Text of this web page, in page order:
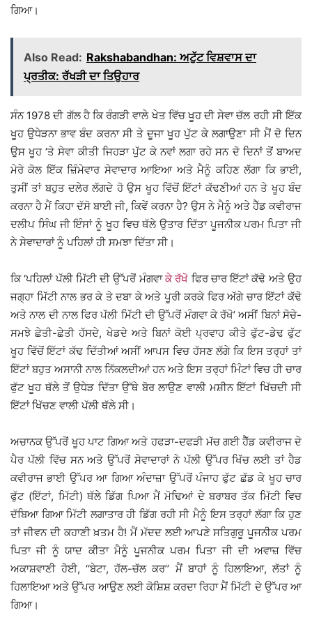
ਗਿਆ।
Also Read: Rakshabandhan: ਅਟੁੱਟ ਵਿਸ਼ਵਾਸ ਦਾ
ਪ੍ਰਤੀਕ: ਰੱਖੜੀ ਦਾ ਤਿਉਹਾਰ
ਸੰਨ 1978 ਦੀ ਗੱਲ ਹੈ ਕਿ ਰੰਗੜੀ ਵਾਲੇ ਖੇਤ ਵਿੱਚ ਖੂਹ ਦੀ ਸੇਵਾ ਚੱਲ ਰਹੀ ਸੀ ਇੱਕ
ਖੂਹ ਉਧੇੜਨਾ ਭਾਵ ਬੰਦ ਕਰਨਾ ਸੀ ਤੇ ਦੂਜਾ ਖੂਹ ਪੁੱਟ ਕੇ ਲਗਾਉਣਾ ਸੀ ਮੈਂ ਦੋ ਦਿਨ
ਉਸ ਖੂਹ ’ਤੇ ਸੇਵਾ ਕੀਤੀ ਜਿਹੜਾ ਪੁੱਟ ਕੇ ਨਵਾਂ ਲਗਾ ਰਹੇ ਸਨ ਦੋ ਦਿਨਾਂ ਤੋਂ ਬਾਅਦ
ਮੇਰੇ ਕੋਲ ਇੱਕ ਜ਼ਿੰਮੇਵਾਰ ਸੇਵਾਦਾਰ ਆਇਆ ਅਤੇ ਮੈਨੂੰ ਕਹਿਣ ਲੱਗਾ ਕਿ ਭਾਈ,
ਤੁਸੀਂ ਤਾਂ ਬਹੁਤ ਦਲੇਰ ਲੱਗਦੇ ਹੋ ਉਸ ਖੂਹ ਵਿੱਚੋਂ ਇੱਟਾਂ ਕੱਢਣੀਆਂ ਹਨ ਤੇ ਖੂਹ ਬੰਦ
ਕਰਨਾ ਹੈ ਮੈਂ ਕਿਹਾ ਦੱਸੋ ਬਾਈ ਜੀ, ਕਿਵੇਂ ਕਰਨਾ ਹੈ? ਉਸ ਨੇ ਮੈਨੂੰ ਅਤੇ ਹੈੱਡ ਕਵੀਰਾਜ
ਦਲੀਪ ਸਿੰਘ ਜੀ ਇੰਸਾਂ ਨੂੰ ਖੂਹ ਵਿਚ ਥੱਲੇ ਉਤਾਰ ਦਿੱਤਾ ਪੂਜਨੀਕ ਪਰਮ ਪਿਤਾ ਜੀ
ਨੇ ਸੇਵਾਦਾਰਾਂ ਨੂੰ ਪਹਿਲਾਂ ਹੀ ਸਮਝਾ ਦਿੱਤਾ ਸੀ।
ਕਿ ‘ਪਹਿਲਾਂ ਪੱਲੀ ਮਿੱਟੀ ਦੀ ਉੱਪਰੋਂ ਮੰਗਵਾਕੇ ਰੱਖੋ ਫਿਰ ਚਾਰ ਇੱਟਾਂ ਕੱਢੋ ਅਤੇ ਉਹ
ਜਗ੍ਹਾ ਮਿੱਟੀ ਨਾਲ ਭਰ ਕੇ ਤੇ ਦਬਾ ਕੇ ਅਤੇ ਪੂਰੀ ਕਰਕੇ ਫਿਰ ਅੱਗੇ ਚਾਰ ਇੱਟਾਂ ਕੱਢੋ
ਅਤੇ ਨਾਲ ਦੀ ਨਾਲ ਫਿਰ ਪੱਲੀ ਮਿੱਟੀ ਦੀ ਉੱਪਰੋਂ ਮੰਗਵਾ ਕੇ ਰੱਖੋ’ ਅਸੀਂ ਬਿਨਾਂ ਸੋਚੇ-
ਸਮਝੇ ਛੇਤੀ-ਛੇਤੀ ਹੱਸਦੇ, ਖੇਡਦੇ ਅਤੇ ਬਿਨਾਂ ਕੋਈ ਪ੍ਰਵਾਹ ਕੀਤੇ ਫੁੱਟ-ਡੇਢ ਫੁੱਟ
ਖੂਹ ਵਿੱਚੋਂ ਇੱਟਾਂ ਕੱਢ ਦਿੱਤੀਆਂ ਅਸੀਂ ਆਪਸ ਵਿਚ ਹੱਸਣ ਲੱਗੇ ਕਿ ਇਸ ਤਰ੍ਹਾਂ ਤਾਂ
ਇੱਟਾਂ ਬਹੁਤ ਅਸਾਨੀ ਨਾਲ ਨਿੱਕਲਦੀਆਂ ਹਨ ਅਤੇ ਇਸ ਤਰ੍ਹਾਂ ਮਿੰਟਾਂ ਵਿਚ ਹੀ ਚਾਰ
ਫੁੱਟ ਖੂਹ ਥੱਲੇ ਤੋਂ ਉਧੇੜ ਦਿੱਤਾ ਉੱਥੇ ਬੋਰ ਲਾਉਣ ਵਾਲੀ ਮਸ਼ੀਨ ਇੱਟਾਂ ਖਿੱਚਦੀ ਸੀ
ਇੱਟਾਂ ਖਿੱਚਣ ਵਾਲੀ ਪੱਲੀ ਥੱਲੇ ਸੀ।
ਅਚਾਨਕ ਉੱਪਰੋਂ ਖੂਹ ਪਾਟ ਗਿਆ ਅਤੇ ਹਫੜਾ-ਦਫੜੀ ਮੱਚ ਗਈ ਹੈੱਡ ਕਵੀਰਾਜ ਦੇ
ਪੈਰ ਪੱਲੀ ਵਿੱਚ ਸਨ ਅਤੇ ਉੱਪਰੋਂ ਸੇਵਾਦਾਰਾਂ ਨੇ ਪੱਲੀ ਉੱਪਰ ਖਿੱਚ ਲਈ ਤਾਂ ਹੈਡ
ਕਵੀਰਾਜ ਭਾਈ ਉੱਪਰ ਆ ਗਿਆ ਅੰਦਾਜ਼ਾ ਉੱਪਰੋਂ ਪੰਜਾਹ ਫੁੱਟ ਛੱਡ ਕੇ ਖੂਹ ਚਾਰ
ਫੁੱਟ (ਇੱਟਾਂ, ਮਿੱਟੀ) ਥੱਲੇ ਡਿੱਗ ਪਿਆ ਮੈਂ ਮੋਢਿਆਂ ਦੇ ਬਰਾਬਰ ਤੱਕ ਮਿੱਟੀ ਵਿਚ
ਦੱਬਿਆ ਗਿਆ ਮਿੱਟੀ ਲਗਾਤਾਰ ਹੀ ਡਿੱਗ ਰਹੀ ਸੀ ਮੈਨੂੰ ਇਸ ਤਰ੍ਹਾਂ ਲੱਗਾ ਕਿ ਹੁਣ
ਤਾਂ ਜੀਵਨ ਦੀ ਕਹਾਣੀ ਖ਼ਤਮ ਹੈ! ਮੈਂ ਮੱਦਦ ਲਈ ਆਪਣੇ ਸਤਿਗੁਰੂ ਪੂਜਨੀਕ ਪਰਮ
ਪਿਤਾ ਜੀ ਨੂੰ ਯਾਦ ਕੀਤਾ ਮੈਨੂੰ ਪੂਜਨੀਕ ਪਰਮ ਪਿਤਾ ਜੀ ਦੀ ਅਵਾਜ਼ ਵਿੱਚ
ਅਕਾਸ਼ਵਾਣੀ ਹੋਈ, ‘‘ਬੇਟਾ, ਹੱਲ-ਚੱਲ ਕਰ’’ ਮੈਂ ਬਾਹਾਂ ਨੂੰ ਹਿਲਾਇਆ, ਲੱਤਾਂ ਨੂੰ
ਹਿਲਾਇਆ ਅਤੇ ਉੱਪਰ ਆਉਣ ਲਈ ਕੋਸ਼ਿਸ਼ ਕਰਦਾ ਰਿਹਾ ਮੈਂ ਮਿੱਟੀ ਦੇ ਉੱਪਰ ਆ
ਗਿਆ।